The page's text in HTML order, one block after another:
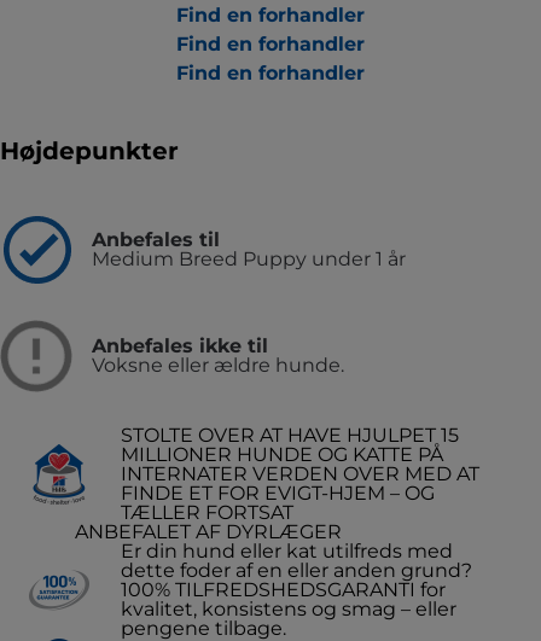
Find en forhandler
Find en forhandler
Find en forhandler
Højdepunkter
Anbefales til
Medium Breed Puppy under 1 år
Anbefales ikke til
Voksne eller ældre hunde.
STOLTE OVER AT HAVE HJULPET 15
MILLIONER HUNDE OG KATTE PÅ
INTERNATER VERDEN OVER MED AT
FINDE ET FOR EVIGT-HJEM – OG
TÆLLER FORTSAT
ANBEFALET AF DYRLÆGER
Er din hund eller kat utilfreds med
dette foder af en eller anden grund?
100% TILFREDSHEDSGARANTI for
kvalitet, konsistens og smag – eller
pengene tilbage.